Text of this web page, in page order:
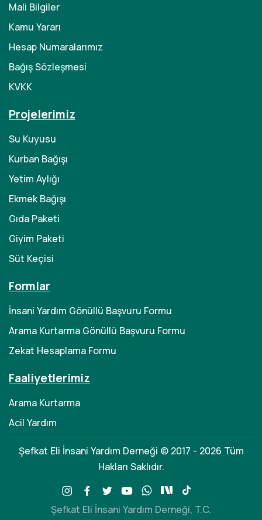
Mali Bilgiler
Kamu Yararı
Hesap Numaralarımız
Bağış Sözleşmesi
KVKK
Projelerimiz
Su Kuyusu
Kurban Bağışı
Yetim Aylığı
Ekmek Bağışı
Gıda Paketi
Giyim Paketi
Süt Keçisi
Formlar
İnsani Yardım Gönüllü Başvuru Formu
Arama Kurtarma Gönüllü Başvuru Formu
Zekat Hesaplama Formu
Faaliyetlerimiz
Arama Kurtarma
Acil Yardım
Şefkat Eli İnsani Yardım Derneği © 2017 - 2026 Tüm
Hakları Saklıdır.
Şefkat Eli İnsani Yardım Derneği, T.C.